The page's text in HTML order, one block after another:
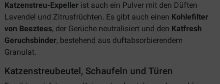
Katzenstreu-Expeller ist auch ein Pulver mit den Düften
Lavendel und Zitrusfrüchten. Es gibt auch einen Kohlefilter
von Beeztees, der Gerüche neutralisiert und den Katfresh
Geruchsbinder, bestehend aus duftabsorbierendem
Granulat.
Katzenstreubeutel, Schaufeln und Türen